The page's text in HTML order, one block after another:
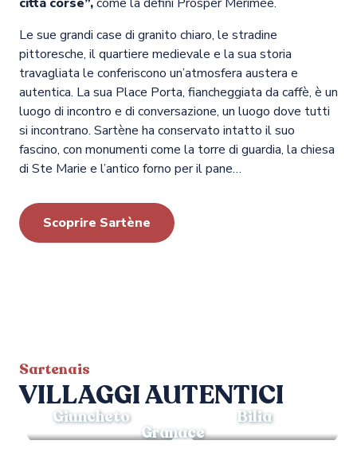
Le sue grandi case di granito chiaro, le stradine
pittoresche, il quartiere medievale e la sua storia
travagliata le conferiscono un’atmosfera austera e
autentica. La sua Place Porta, fiancheggiata da caffè, è un
luogo di incontro e di conversazione, un luogo dove tutti
si incontrano. Sartène ha conservato intatto il suo
fascino, con monumenti come la torre di guardia, la chiesa
di Ste Marie e l’antico forno per il pane…
Scoprire Sartène
Sartenais
VILLAGGI AUTENTICI
Giuncheto Bilia
Granace